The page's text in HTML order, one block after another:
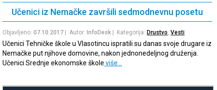
Učenici iz Nemačke završili sedmodnevnu posetu
Objavljeno: 07.10.2017 | Autor: InfoDesk | Kategorija: Drustvo, Vesti
Učenici Tehničke škole u Vlasotincu ispratili su danas svoje drugare iz
Nemačke put njihove domovine, nakon jednonedeljnog druženja.
Učenici Srednje ekonomske škole više…